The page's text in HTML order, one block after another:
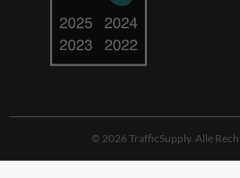
© 2026 TrafficSupply. Alle